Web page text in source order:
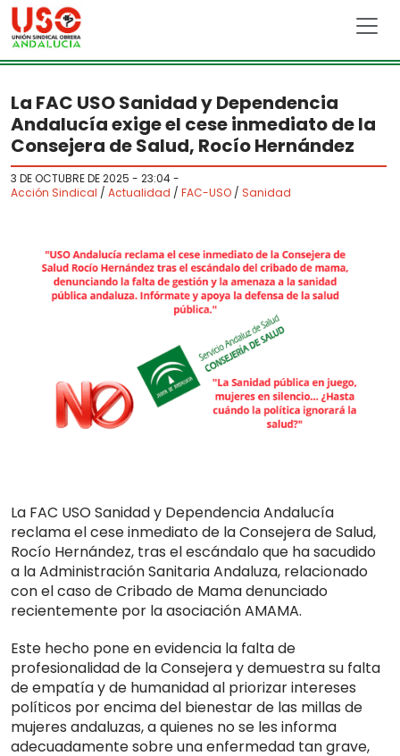
Skip to main content
La FAC USO Sanidad y Dependencia
Andalucía exige el cese inmediato de la
Consejera de Salud, Rocío Hernández
3 DE OCTUBRE DE 2025 - 23:04-
Acción Sindical / Actualidad / FAC-USO / Sanidad
La FAC USO Sanidad y Dependencia Andalucía
reclama el cese inmediato de la Consejera de Salud,
Rocío Hernández, tras el escándalo que ha sacudido
a la Administración Sanitaria Andaluza, relacionado
con el caso de Cribado de Mama denunciado
recientemente por la asociación AMAMA.
Este hecho pone en evidencia la falta de
profesionalidad de la Consejera y demuestra su falta
de empatía y de humanidad al priorizar intereses
políticos por encima del bienestar de las millas de
mujeres andaluzas, a quienes no se les informa
adecuadamente sobre una enfermedad tan grave,